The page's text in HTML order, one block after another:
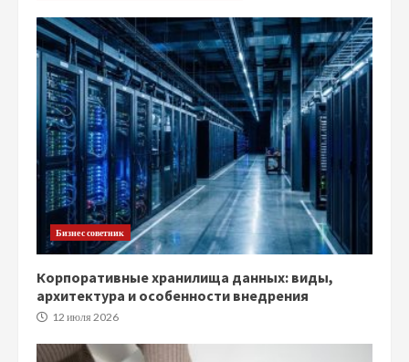
Бизнес советник
Корпоративные хранилища данных: виды,
архитектура и особенности внедрения
12 июля 2026